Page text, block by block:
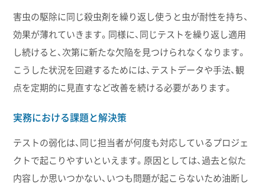
害虫の駆除に同じ殺虫剤を繰り返し使うと虫が耐性を持ち、
効果が薄れていきます。同様に、同じテストを繰り返し適用
し続けると、次第に新たな欠陥を見つけられなくなります。
こうした状況を回避するためには、テストデータや手法、観
点を定期的に見直すなど改善を続ける必要があります。
実務における課題と解決策
テストの弱化は、同じ担当者が何度も対応しているプロジェ
クトで起こりやすいといえます。原因としては、過去と似た
内容しか思いつかない、いつも問題が起こらないため油断し